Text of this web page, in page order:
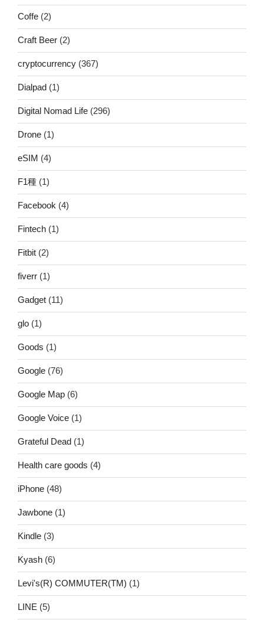
Coffe (2)
Craft Beer (2)
cryptocurrency (367)
Dialpad (1)
Digital Nomad Life (296)
Drone (1)
eSIM (4)
F1種 (1)
Facebook (4)
Fintech (1)
Fitbit (2)
fiverr (1)
Gadget (11)
glo (1)
Goods (1)
Google (76)
Google Map (6)
Google Voice (1)
Grateful Dead (1)
Health care goods (4)
iPhone (48)
Jawbone (1)
Kindle (3)
Kyash (6)
Levi's(R) COMMUTER(TM) (1)
LINE (5)